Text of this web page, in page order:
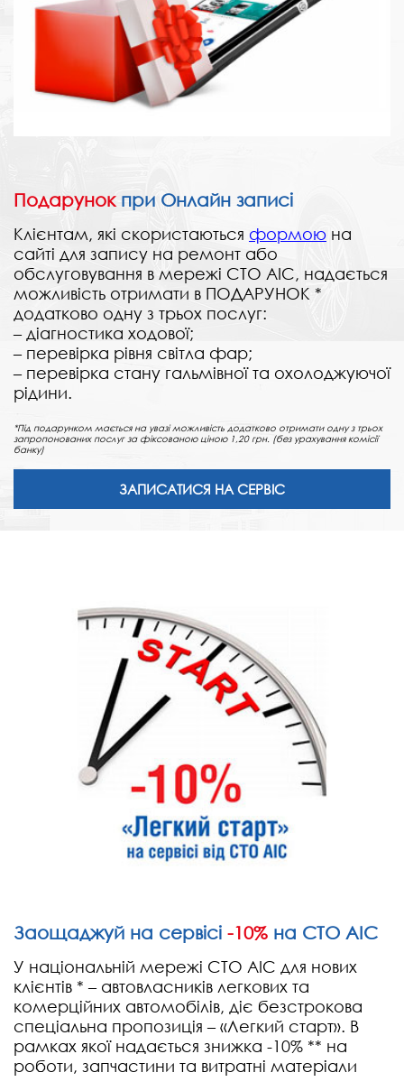
Подарунок при Онлайн записі
Клієнтам, які скористаються формою на
сайті для запису на ремонт або
обслуговування в мережі СТО АІС, надається
можливість отримати в ПОДАРУНОК *
додатково одну з трьох послуг:
– діагностика ходової;
– перевірка рівня світла фар;
– перевірка стану гальмівної та охолоджуючої
рідини.
*Під подарунком мається на увазі можливість додатково отримати одну з трьох
запропонованих послуг за фіксованою ціною 1,20 грн. (без урахування комісії
банку)
ЗАПИСАТИСЯ НА СЕРВІС
Заощаджуй на сервісі -10% на СТО АІС
У національній мережі СТО АІС для нових
клієнтів * – автовласників легкових та
комерційних автомобілів, діє безстрокова
спеціальна пропозиція – «Легкий старт». В
рамках якої надається знижка -10% ** на
роботи, запчастини та витратні матеріали